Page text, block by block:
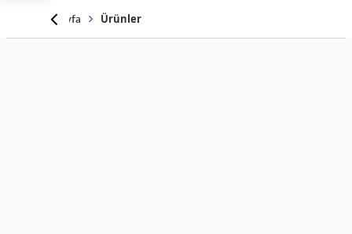
Anasayfa Ürünler